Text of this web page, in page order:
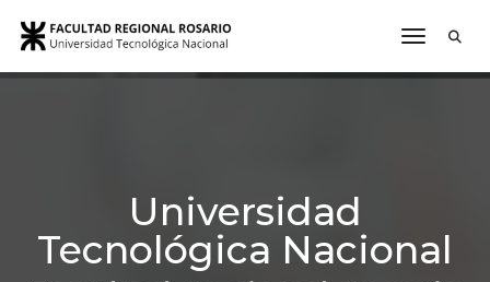
toggle
Universidad
Tecnológica Nacional